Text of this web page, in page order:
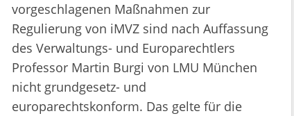
vorgeschlagenen Maßnahmen zur
Regulierung von iMVZ sind nach Auffassung
des Verwaltungs- und Europarechtlers
Professor Martin Burgi von LMU München
nicht grundgesetz- und
europarechtskonform. Das gelte für die